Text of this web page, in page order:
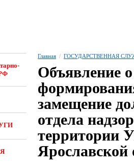
Главная / ГОСУДАРСТВЕННАЯ
Объявление
замещение
отдела
территории
Ярославской